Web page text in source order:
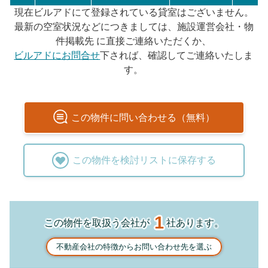
現在ビルアドにて登録されている貸室はございません。
最新の空室状況などにつきましては、施設運営会社・物
件掲載先 に直接ご連絡いただくか、
ビルアドにお問合せ下されば、確認してご連絡いたしま
す。
この物件に問い合わせる（無料）
この物件を検討リストに保存する
この物件を取扱う会社が1社あります。
不動産会社の特徴からお問い合わせ先を選ぶ